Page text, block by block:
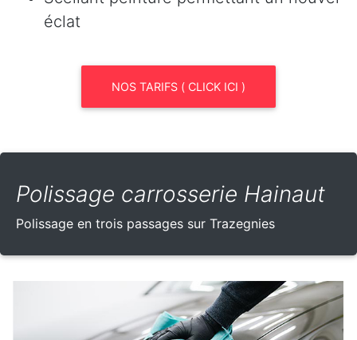
éclat
NOS TARIFS ( CLICK ICI )
Polissage carrosserie Hainaut
Polissage en trois passages sur Trazegnies